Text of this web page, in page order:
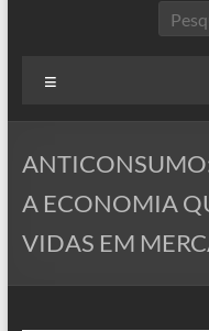
A ECONOMIA
VIDAS EM